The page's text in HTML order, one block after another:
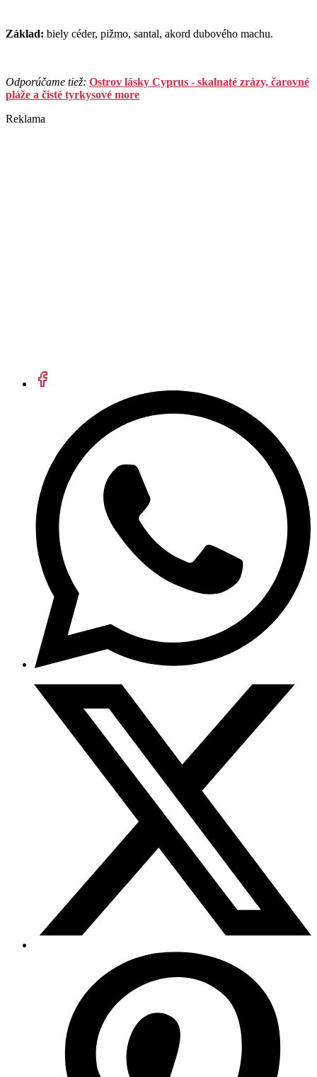
Základ: biely céder, pižmo, santal, akord dubového machu.
Odporúčame tiež: Ostrov lásky Cyprus - skalnaté zrázy, čarovné
pláže a čisté tyrkysové more
Reklama